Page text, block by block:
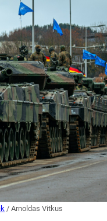
/ Arnoldas Vitkus